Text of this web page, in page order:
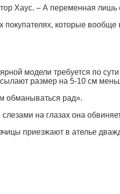
Хаус. – А переменная
которые
модели требуется по
размер на 5-10 см
обманываться рад».
на глазах она
приезжают в ателье